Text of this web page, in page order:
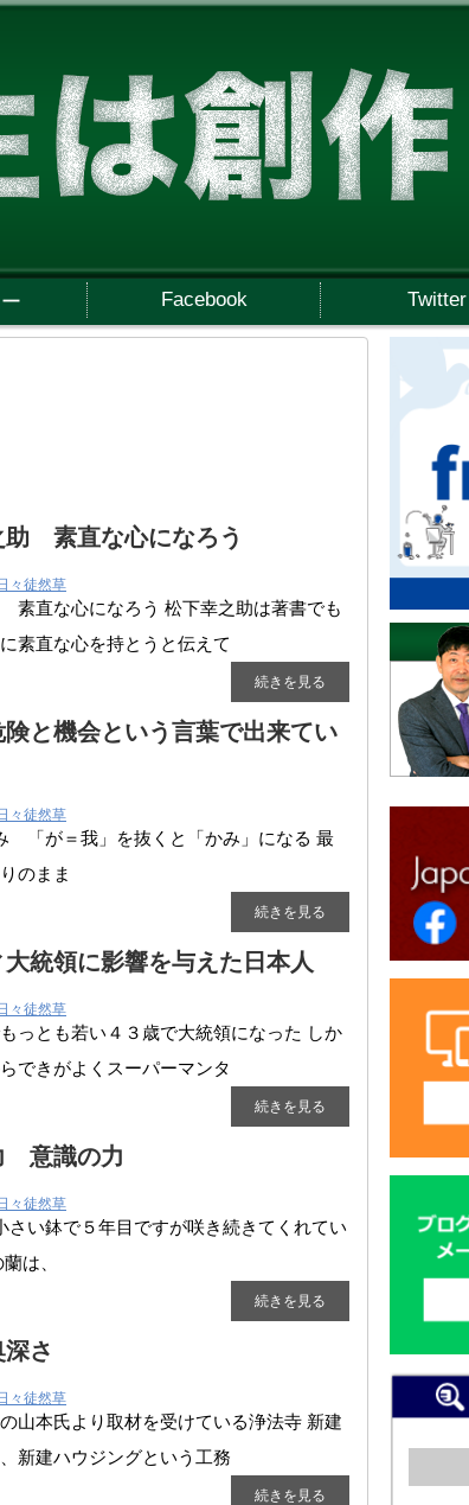
Facebook Twitter
助 素直な心になろう
々徒然草
素直な心になろう 松下幸之助は著書でも
素直な心を持とうと伝えて
続きを見る
と機会という言葉で出来てい
々徒然草
「が＝我」を抜くと「かみ」になる 最
のまま
続きを見る
統領に影響を与えた日本人
々徒然草
っとも若い４３歳で大統領になった しか
できがよくスーパーマンタ
続きを見る
意識の力
々徒然草
い鉢で５年目ですが咲き続きてくれてい
は、
続きを見る
さ
々徒然草
山本氏より取材を受けている浄法寺 新建
新建ハウジングという工務
続きを見る